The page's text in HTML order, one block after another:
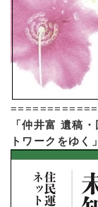
「仲井富 遺稿
トワークをゆく」